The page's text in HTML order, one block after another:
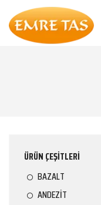
ÜRÜN ÇEŞİTLERİ
BAZALT
ANDEZİT